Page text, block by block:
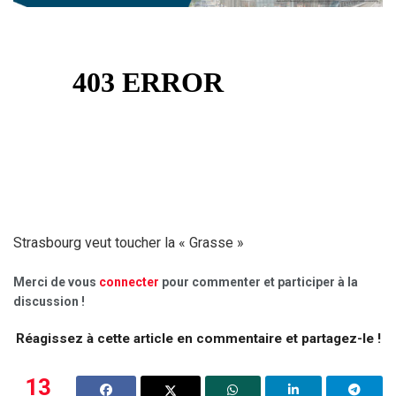
Strasbourg veut toucher la « Grasse »
Merci de vous connecter pour commenter et participer à la
discussion !
Réagissez à cette article en commentaire et partagez-le !
13